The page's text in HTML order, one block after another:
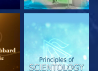
EXPLORA LAS
SERIES